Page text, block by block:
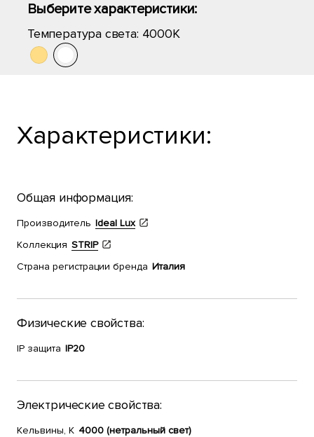
Выберите характеристики:
Температура света: 4000K
Характеристики:
Общая информация:
Производитель Ideal Lux
Коллекция STRIP
Страна регистрации бренда Италия
Физические свойства:
IP защита IP20
Электрические свойства:
Кельвины, К 4000 (нетральный свет)